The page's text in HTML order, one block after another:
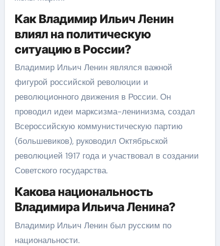
Как Владимир Ильич Ленин
влиял на политическую
ситуацию в России?
Владимир Ильич Ленин являлся важной
фигурой российской революции и
революционного движения в России. Он
проводил идеи марксизма-ленинизма, создал
Всероссийскую коммунистическую партию
(большевиков), руководил Октябрьской
революцией 1917 года и участвовал в создании
Советского государства.
Какова национальность
Владимира Ильича Ленина?
Владимир Ильич Ленин был русским по
национальности.